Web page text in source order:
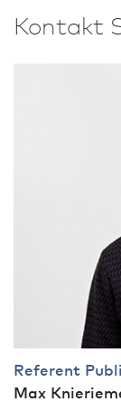
Kontakt
Referent
Max